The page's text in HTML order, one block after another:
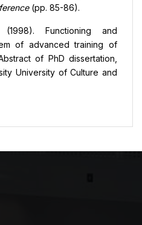
(pp. 85-86).
Functioning and
of advanced training of
of PhD dissertation,
University of Culture and